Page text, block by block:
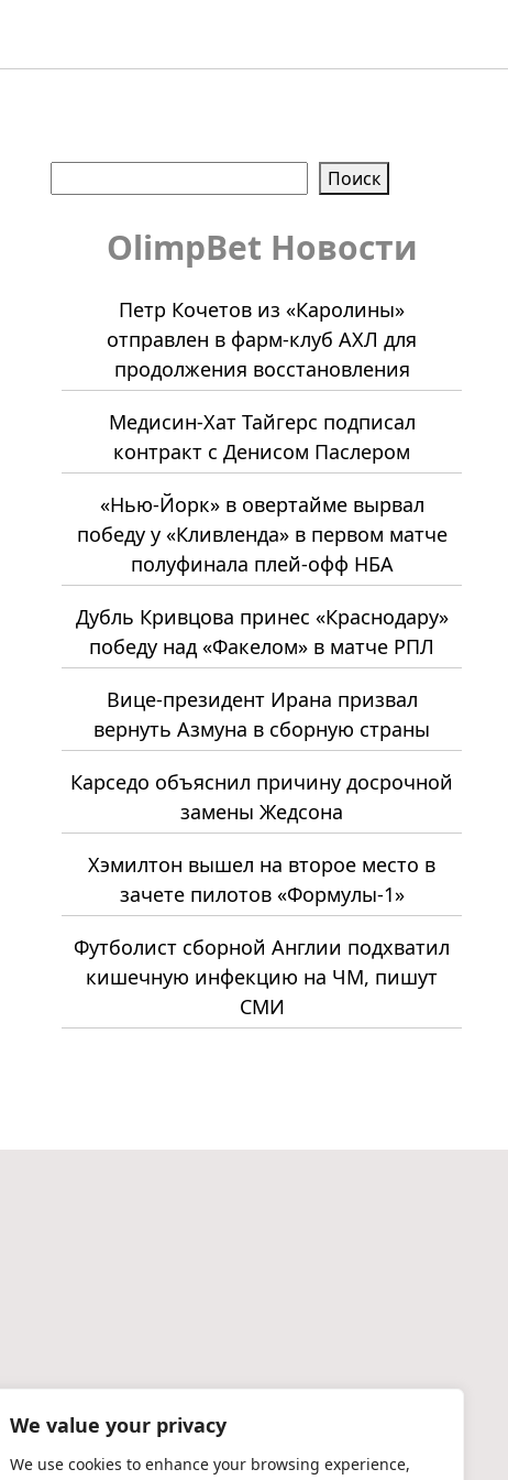
We value your privacy
We use cookies to enhance your browsing experience,
Поиск
OlimpBet Новости
Петр Кочетов из «Каролины»
отправлен в фарм-клуб АХЛ для
продолжения восстановления
Медисин-Хат Тайгерс подписал
контракт с Денисом Паслером
«Нью-Йорк» в овертайме вырвал
победу у «Кливленда» в первом матче
полуфинала плей-офф НБА
Дубль Кривцова принес «Краснодару»
победу над «Факелом» в матче РПЛ
Вице-президент Ирана призвал
вернуть Азмуна в сборную страны
Карседо объяснил причину досрочной
замены Жедсона
Хэмилтон вышел на второе место в
зачете пилотов «Формулы-1»
Футболист сборной Англии подхватил
кишечную инфекцию на ЧМ, пишут
СМИ